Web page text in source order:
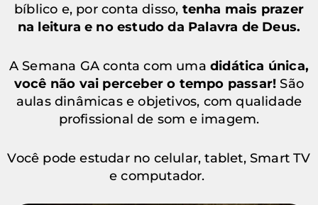
bíblico e, por conta disso, tenha mais prazer
na leitura e no estudo da Palavra de Deus.
A Semana GA conta com umadidática única,
você não vai perceber o tempo passar! São
aulas dinâmicas e objetivos, com qualidade
profissional de som e imagem.
Você pode estudar no celular, tablet, Smart TV
e computador.